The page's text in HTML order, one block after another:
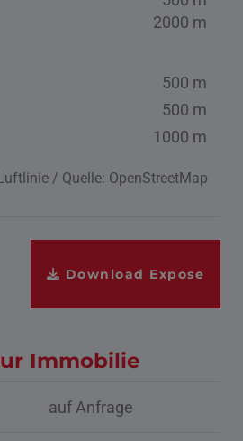
2000 m
500 m
500 m
1000 m
/ Quelle: OpenStreetMap
Download Expose
Immobilie
auf Anfrage